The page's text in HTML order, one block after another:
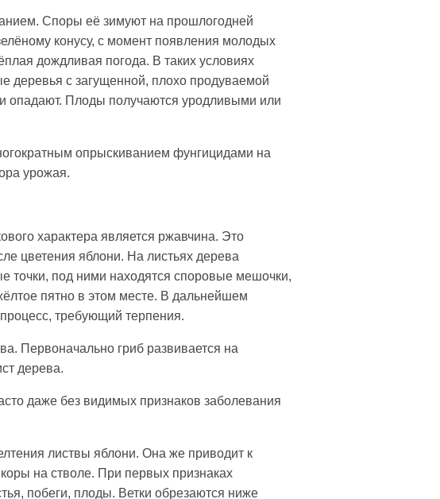
Споры её зимуют на прошлогодней
конусу, с момент появления молодых
дождливая погода. В таких условиях
деревья с загущенной, плохо продуваемой
опадают. Плоды получаются уродливыми или
опрыскиванием фунгицидами на
урожая.
характера является ржавчина. Это
цветения яблони. На листьях дерева
точки, под ними находятся споровые мешочки,
пятно в этом месте. В дальнейшем
требующий терпения.
Первоначально гриб развивается на
дерева.
даже без видимых признаков заболевания
листвы яблони. Она же приводит к
на стволе. При первых признаках
побеги, плоды. Ветки обрезаются ниже